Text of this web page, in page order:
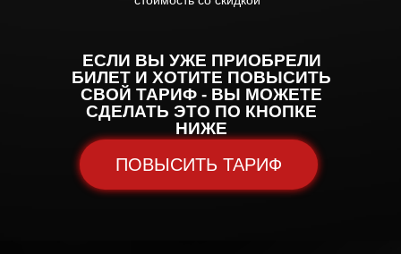
ПОВЫСИТЬ ТАРИФ
ЕСЛИ ВЫ УЖЕ ПРИОБРЕЛИ
БИЛЕТ И ХОТИТЕ ПОВЫСИТЬ
СВОЙ ТАРИФ - ВЫ МОЖЕТЕ
СДЕЛАТЬ ЭТО ПО КНОПКЕ
НИЖЕ